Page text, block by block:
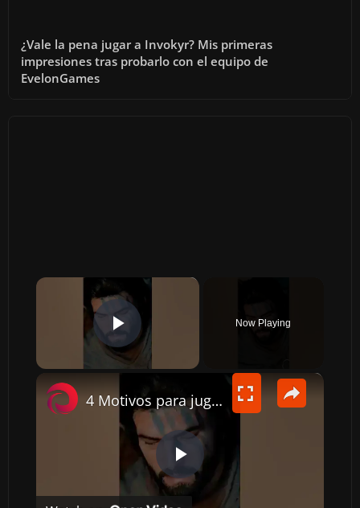
¿Vale la pena jugar a Invokyr? Mis primeras
impresiones tras probarlo con el equipo de
EvelonGames
×
PLAY VIDEO
Now Playing
×
P
4 Motivos para jugar a Crimson Desert ¿Vale la pena? #gaming